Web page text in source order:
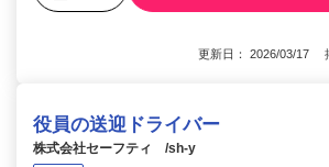
更新日： 2026/03/17
役員の送迎ドライバー
株式会社セーフティ /sh-y